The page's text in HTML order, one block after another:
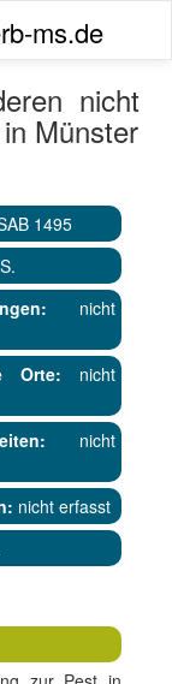
ms.de
nicht
Münster
1495
nicht
Orte: nicht
nicht
nicht erfasst